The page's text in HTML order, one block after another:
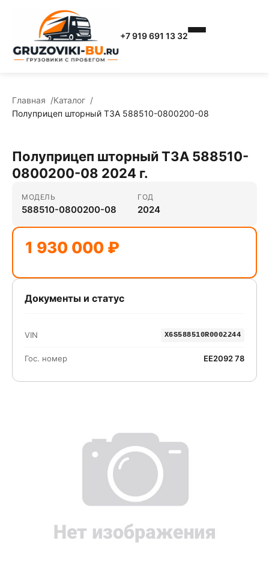
+7 919 691 13 32
Главная
Каталог
Полуприцеп шторный ТЗА 588510-0800200-08
Полуприцеп шторный ТЗА 588510-
0800200-08 2024 г.
МОДЕЛЬ
588510-0800200-08
ГОД
2024
1 930 000 ₽
Документы и статус
VIN X6S588510R0002244
Гос. номер ЕЕ2092 78